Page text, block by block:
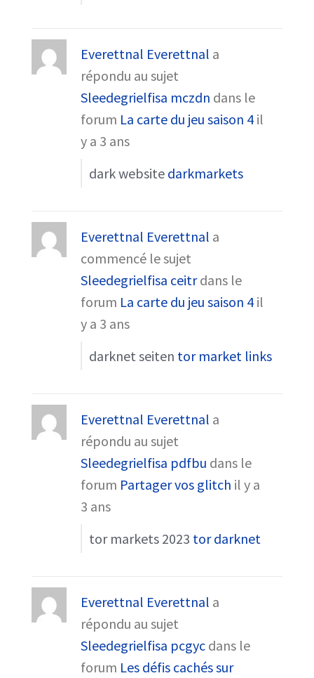
Everettnal Everettnal a
répondu au sujet
Sleedegrielfisa mczdn dans le
forum La carte du jeu saison 4 il
y a 3 ans
dark website darkmarkets
Everettnal Everettnal a
commencé le sujet
Sleedegrielfisa ceitrdans le
forum La carte du jeu saison 4 il
y a 3 ans
darknet seiten tor market links
Everettnal Everettnal a
répondu au sujet
Sleedegrielfisa pdfbu dans le
forum Partager vos glitch il y a
3 ans
tor markets 2023 tor darknet
Everettnal Everettnal a
répondu au sujet
Sleedegrielfisa pcgyc dans le
forum Les défis cachés sur